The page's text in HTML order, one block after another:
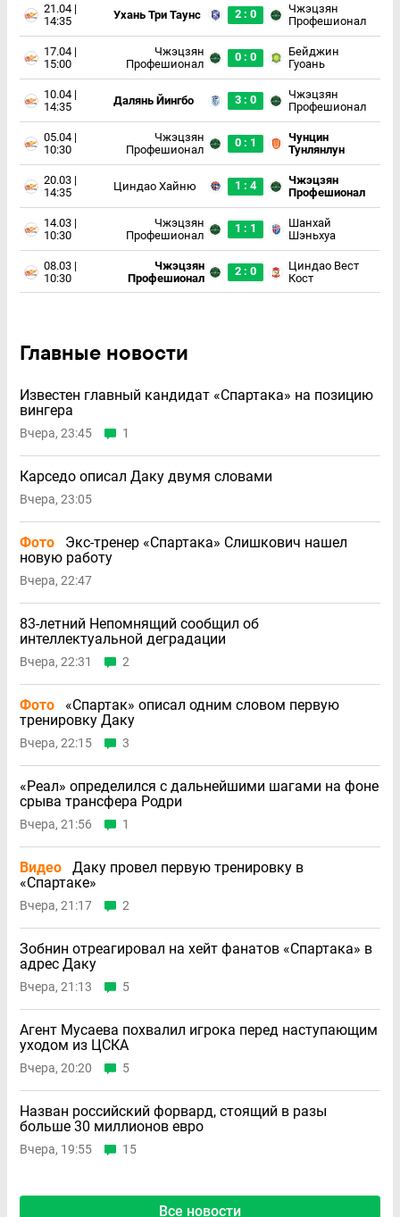
21.04 |
14:35
Ухань Три Таунс 2 : 0
Чжэцзян
Профешионал
17.04 |
15:00
Чжэцзян
Профешионал
0 : 0
Бейджин
Гуоань
10.04 |
14:35
Далянь Йингбо 3 : 0
Чжэцзян
Профешионал
05.04 |
10:30
Чжэцзян
Профешионал
0 : 1
Чунцин
Тунлянлун
20.03 |
14:35
Циндао Хайню 1 : 4
Чжэцзян
Профешионал
14.03 |
10:30
Чжэцзян
Профешионал
1 : 1
Шанхай
Шэньхуа
08.03 |
10:30
Чжэцзян
Профешионал
2 : 0
Циндао Вест
Кост
Главные новости
Известен главный кандидат «Спартака» на позицию
вингера
Вчера, 23:45 1
Карседо описал Даку двумя словами
Вчера, 23:05
Фото
Экс-тренер «Спартака» Слишкович нашел
новую работу
Вчера, 22:47
83-летний Непомнящий сообщил об
интеллектуальной деградации
Вчера, 22:31 2
Фото
«Спартак» описал одним словом первую
тренировку Даку
Вчера, 22:15 3
«Реал» определился с дальнейшими шагами на фоне
срыва трансфера Родри
Вчера, 21:56 1
Видео
Даку провел первую тренировку в
«Спартаке»
Вчера, 21:17 2
Зобнин отреагировал на хейт фанатов «Спартака» в
адрес Даку
Вчера, 21:13 5
Агент Мусаева похвалил игрока перед наступающим
уходом из ЦСКА
Вчера, 20:20 5
Назван российский форвард, стоящий в разы
больше 30 миллионов евро
Вчера, 19:55 15
Все новости